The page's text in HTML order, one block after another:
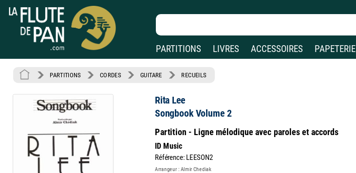
PARTITIONS LIVRES ACCESSOIRES PAPETERIE
PARTITIONS CORDES GUITARE RECUEILS
Rita Lee
Songbook Volume 2
Partition - Ligne mélodique avec paroles et accords
ID Music
Référence: LEESON2
Arrangeur : Almir Chediak